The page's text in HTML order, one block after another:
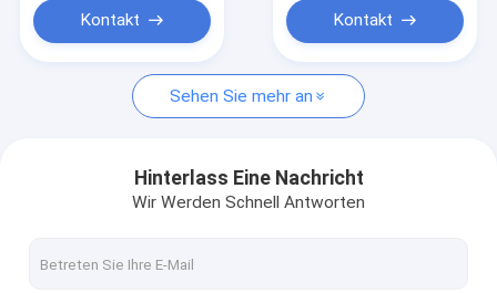
Neuigkeiten
Bitte um ein Angebot
Getriebe zur Verringerung der Reise des Baggers
Achsantriebsteile für Bagger
Kontakt Kontakt
Sehen Sie mehr an
Hinterlass Eine Nachricht
Wir Werden Schnell Antworten